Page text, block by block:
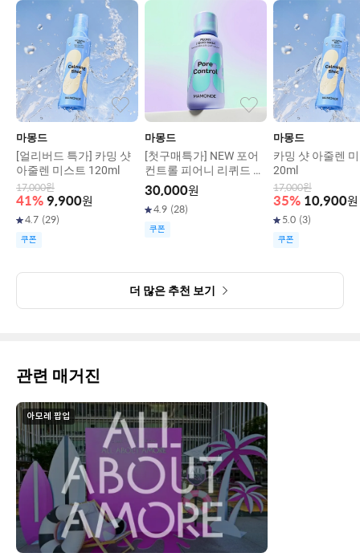
마몽드
[얼리버드 특가] 카밍 샷
아줄렌 미스트 120ml
17,000원
41% 9,900원
4.7 (29)
쿠폰
마몽드
[첫구매특가] NEW 포어
컨트롤 피어니 리퀴드 마
스크 80ml
30,000원
4.9 (28)
쿠폰
마몽드
카밍 샷 아줄렌
20ml
17,000원
35% 10,900원
5.0 (3)
쿠폰
더 많은 추천 보기
관련 매거진
아모레 팝업